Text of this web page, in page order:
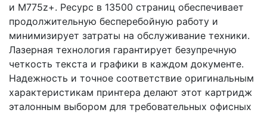
и M775z+. Ресурс в 13500 страниц обеспечивает
продолжительную бесперебойную работу и
минимизирует затраты на обслуживание техники.
Лазерная технология гарантирует безупречную
четкость текста и графики в каждом документе.
Надежность и точное соответствие оригинальным
характеристикам принтера делают этот картридж
эталонным выбором для требовательных офисных